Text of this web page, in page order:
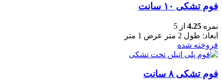
فوم تشکی ۱۰ سانت
نمره 4.25 از 5
ابعاد: طول 2 متر عرض 1 متر
فروخته شده
فوم تشکی ۸ سانت